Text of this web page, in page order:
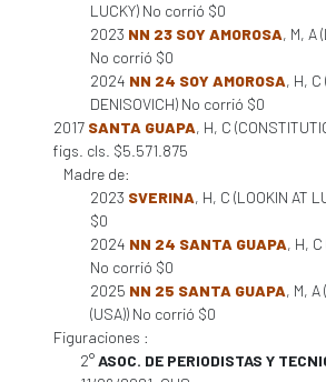
LUCKY) No corrió $0
2023 NN 23 SOY AMOROSA, M, A
No corrió $0
2024 NN 24 SOY AMOROSA, H, C
DENISOVICH) No corrió $0
2017 SANTA GUAPA, H, C
figs. cls. $5.571.875
Madre de:
2023 SVERINA, H, C (LOOKIN AT
$0
2024 NN 24 SANTA GUAPA, H, C
No corrió $0
2025 NN 25 SANTA GUAPA, M, A
(USA)) No corrió $0
Figuraciones :
2°ASOC. DE PERIODISTAS Y